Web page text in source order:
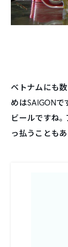
ベトナムにも
めはSAIGON
ビールですね
っ払うことも